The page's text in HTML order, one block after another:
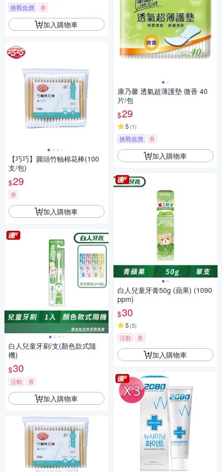
挑戰低價 券
加入購物車
【巧巧】圓頭竹軸棉花棒(100
支/包)
$29
券
加入購物車
白人兒童牙刷/支(顏色款式隨
機)
$30
活動 券
加入購物車
康乃馨 透氣超薄護墊 微香 40
片/包
$29
5 (1)
挑戰低價 券
加入購物車
白人兒童牙膏50g (蘋果) (1090
ppm)
$30
5 (5)
活動 券
加入購物車